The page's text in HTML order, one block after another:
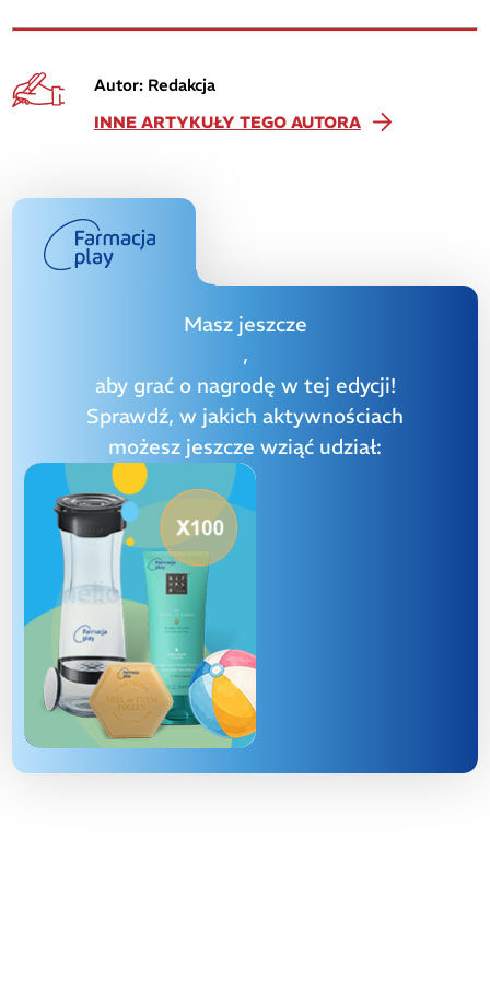
Autor: Redakcja
INNE ARTYKUŁY TEGO AUTORA
Masz jeszcze
,
aby grać o nagrodę w tej edycji!
Sprawdź, w jakich aktywnościach
możesz jeszcze wziąć udział: